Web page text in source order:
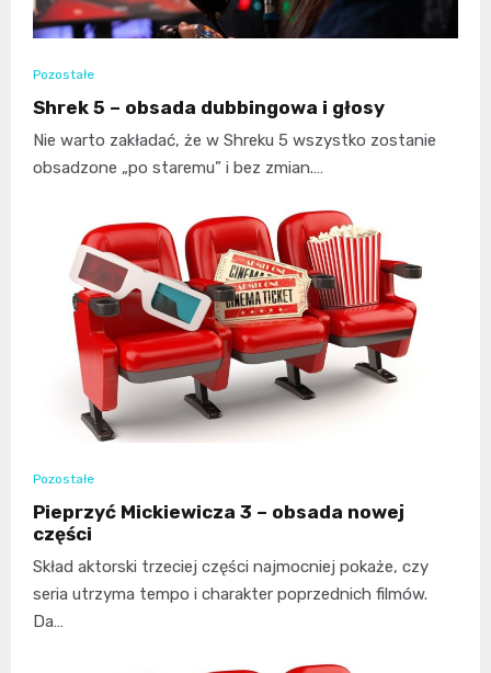
Pozostałe
Shrek 5 – obsada dubbingowa i głosy
Nie warto zakładać, że w Shreku 5 wszystko zostanie
obsadzone „po staremu” i bez zmian.…
Pozostałe
Pieprzyć Mickiewicza 3 – obsada nowej
części
Skład aktorski trzeciej części najmocniej pokaże, czy
seria utrzyma tempo i charakter poprzednich filmów.
Da…